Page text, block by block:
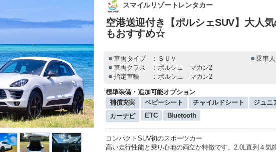
スマイルリゾートレンタカー
空港送迎付き【ポルシェSUV】大人
もおすすめ☆
車両タイプ ：ＳＵＶ 乗車
車両クラス
：ポルシェ マカン2
指定車種
：ポルシェ マカン2
標準装備・追加可能オプション
補償充実
ベビーシート チャイルドシート ジュニ
カーナビ
ETC Bluetooth
コンパクトSUV初のスポーツカー
高い走行性能と乗り心地の両立か特徴です。2.0L直列４